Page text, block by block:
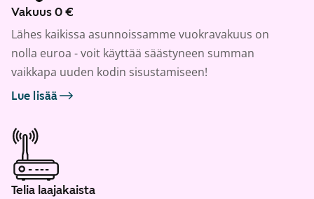
Vakuus 0 €
Lähes kaikissa asunnoissamme vuokravakuus on
nolla euroa - voit käyttää säästyneen summan
vaikkapa uuden kodin sisustamiseen!
Lue lisää
Telia laajakaista